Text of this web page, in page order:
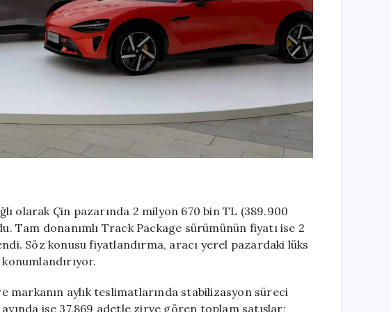
olarak Çin pazarında 2 milyon 670 bin TL (389.900
Tam donanımlı Track Package sürümünün fiyatı ise 2
Söz konusu fiyatlandırma, aracı yerel pazardaki lüks
aylık teslimatlarında stabilizasyon süreci
ayında ise 37.869 adetle zirve gören toplam satışlar;